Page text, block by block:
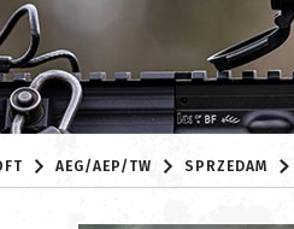
AEG/AEP/TW SPRZEDAM